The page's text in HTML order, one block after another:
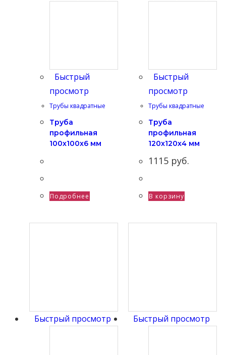
Быстрый
просмотр
Трубы квадратные
Труба
профильная
100х100х6 мм
Подробнее
Быстрый
просмотр
Трубы квадратные
Труба
профильная
120х120х4 мм
1115 руб.
В корзину
Быстрый просмотр Быстрый просмотр